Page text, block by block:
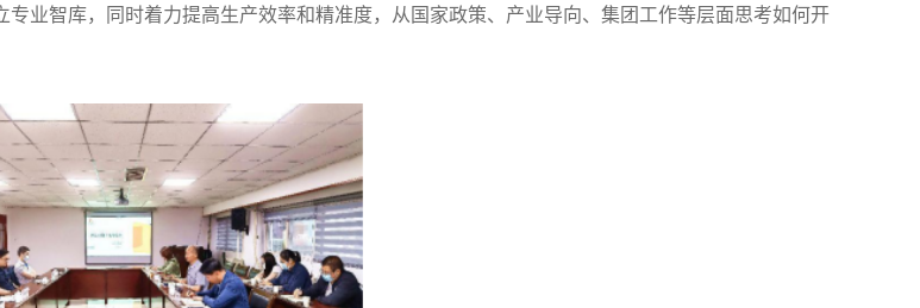
业智库，同时着力提高生产效率和精准度，从国家政策、产业导向、集团工作等层面思考如何开